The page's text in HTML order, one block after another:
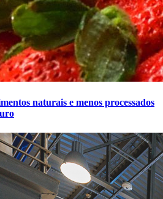
naturais e menos processados